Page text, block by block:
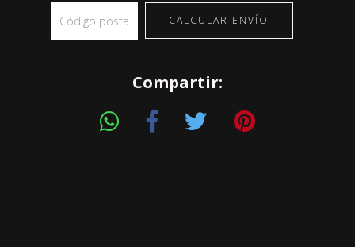
CALCULAR ENVÍO
Compartir: